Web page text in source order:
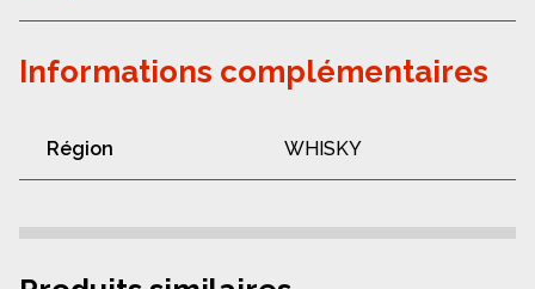
Informations complémentaires
Région WHISKY